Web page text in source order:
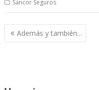
Sancor Seguros
Navegación
de
Además y también…